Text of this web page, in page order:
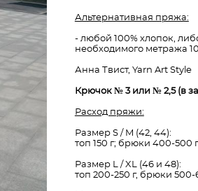
Альтернативная пряжа:
- любой 100% хлопок,
необходимого метража
Анна Твист, Yarn Art Style
Крючок № 3 или № 2,5 (в
Расход пряжи:
Размер S / M (42, 44):
топ 150 г; брюки 400-500 г
Размер L / XL (46 и 48):
топ 200-250 г, брюки 500-